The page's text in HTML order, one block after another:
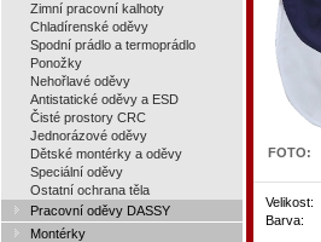
Zimní pracovní kalhoty
Chladírenské oděvy
Spodní prádlo a termoprádlo
Ponožky
Nehořlavé oděvy
Antistatické oděvy a ESD
Čisté prostory CRC
Jednorázové oděvy
Dětské montérky a oděvy
Speciální oděvy
Ostatní ochrana těla
Pracovní oděvy DASSY
Montérky
FOTO:
Velikost:
Barva: